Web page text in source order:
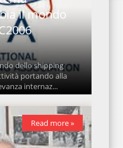
il mondo
dello shipping
portando alla
internaz...
Read more »